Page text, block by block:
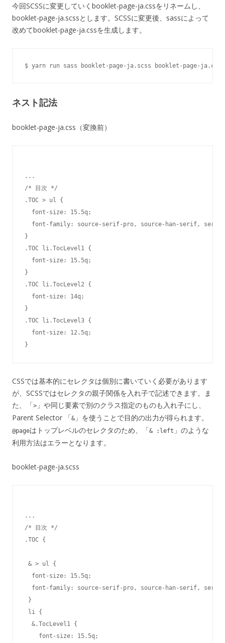
今回SCSSに変更していくbooklet-page-ja.cssをリネームし、
booklet-page-ja.scssとします。SCSSに変更後、sassによって
改めてbooklet-page-ja.cssを生成します。
ネスト記法
booklet-page-ja.css（変換前）
...
/* 目次 */
.TOC > ul {
  font-size: 15.5q;
  font-family: source-serif-pro, source-han-serif, serif;
}
.TOC li.TocLevel1 {
  font-size: 15.5q;
}
.TOC li.TocLevel2 {
  font-size: 14q;
}
.TOC li.TocLevel3 {
  font-size: 12.5q;
CSSでは基本的にセレクタは個別に書いていく必要があります
が、SCSSではセレクタの親子関係を入れ子で記述できます。ま
た、「> 」や同じ要素で別のクラス指定のものも入れ子にし、
Parent Selector 「& 」を使うことで目的の出力が得られます。
@pageはトップレベルのセレクタのため、「& :left 」のような
利用方法はエラーとなります。
booklet-page-ja.scss
...
/* 目次 */
.TOC {
& > ul {
  font-size: 15.5q;
  font-family: source-serif-pro, source-han-serif, serif;
}
li {
  &.TocLevel1 {
    font-size: 15.5q;